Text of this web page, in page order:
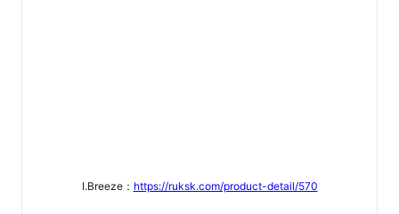
I.Breeze： https://ruksk.com/product-detail/570